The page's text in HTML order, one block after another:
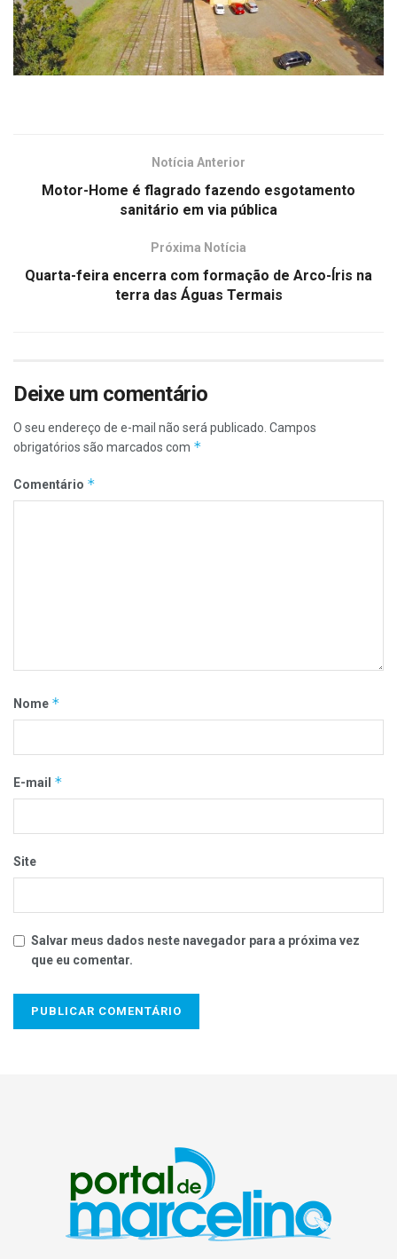
Notícia Anterior
Motor-Home é flagrado fazendo esgotamento
sanitário em via pública
Próxima Notícia
Quarta-feira encerra com formação de Arco-Íris na
terra das Águas Termais
Deixe um comentário
O seu endereço de e-mail não será publicado. Campos
obrigatórios são marcados com *
Comentário *
Nome *
E-mail *
Site
Salvar meus dados neste navegador para a próxima vez
que eu comentar.